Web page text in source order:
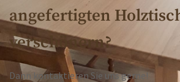
angefertigten
verschönern?
Dann kontaktieren Sie uns gerne!